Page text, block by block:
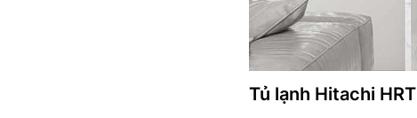
Tủ lạnh Hitachi